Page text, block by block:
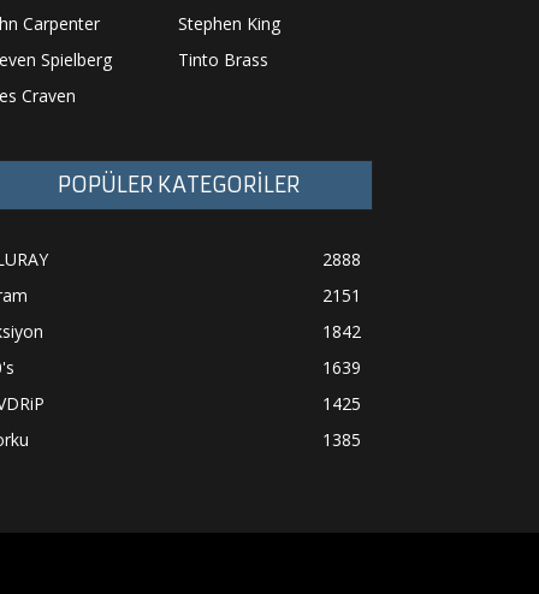
Carpenter
Stephen King
Spielberg
Tinto Brass
Craven
POPÜLER KATEGORİLER
2888
2151
1842
1639
1425
1385